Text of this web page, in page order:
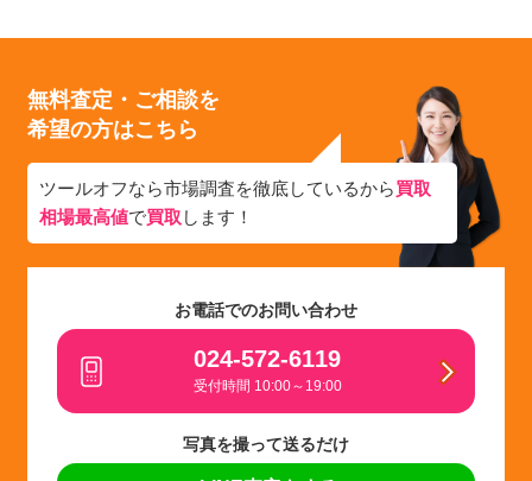
無料査定・ご相談を
希望の方はこちら
ツールオフなら市場調査を徹底しているから買取
相場最高値で買取 します！
お電話でのお問い合わせ
024-572-6119
受付時間 10:00～19:00
写真を撮って送るだけ